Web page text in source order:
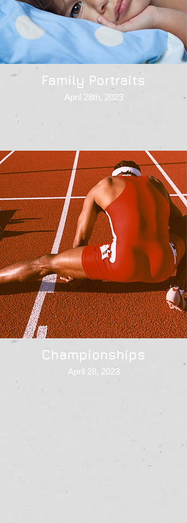
Family Portraits
April 28th, 2023
Championships
April 28, 2023